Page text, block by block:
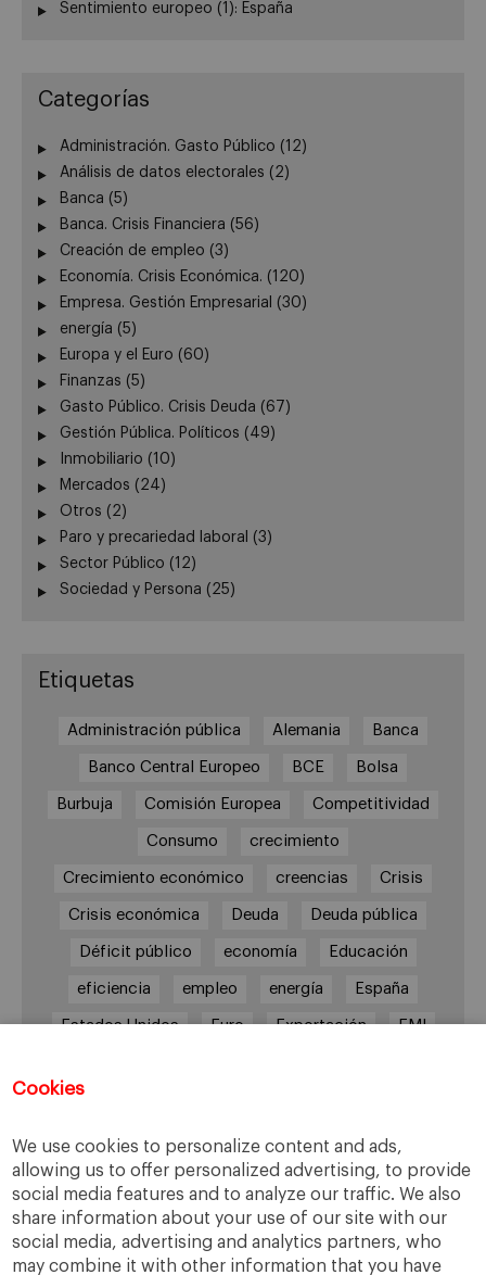
Cookies
We use cookies to personalize content and ads,
allowing us to offer personalized advertising, to provide
social media features and to analyze our traffic. We also
share information about your use of our site with our
social media, advertising and analytics partners, who
may combine it with other information that you have
Sentimiento europeo (1): España
Categorías
Administración. Gasto Público (12)
Análisis de datos electorales (2)
Banca (5)
Banca. Crisis Financiera (56)
Creación de empleo (3)
Economía. Crisis Económica. (120)
Empresa. Gestión Empresarial
(30)
energía (5)
Europa y el Euro (60)
Finanzas (5)
Gasto Público. Crisis Deuda (67)
Gestión Pública. Políticos (49)
Inmobiliario (10)
Mercados (24)
Otros (2)
Paro y precariedad laboral
(3)
Sector Público (12)
Sociedad y Persona (25)
Etiquetas
Administración pública Alemania Banca
Banco Central Europeo BCE Bolsa
Burbuja Comisión Europea Competitividad
Consumo crecimiento
Crecimiento económico creencias Crisis
Crisis económica Deuda Deuda pública
Déficit público economía Educación
eficiencia empleo energía España
Estados Unidos Euro Exportación FMI
Grecia
Italia Mercados paro PIB
Prima de riesgo Reino Unido Syriza
Transparencia UE Unión Europea
Zona Euro